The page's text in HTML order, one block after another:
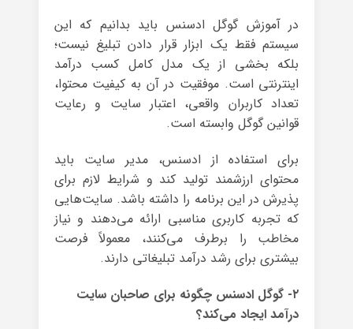
در آموزش گوگل ادسنس باید بدانیم که این
سیستم فقط یک ابزار قرار دادن تبلیغ نیست؛
بلکه بخشی از یک مدل کامل کسب درآمد
اینترنتی است. موفقیت در آن به کیفیت محتوا،
تعداد کاربران واقعی، اعتبار سایت و رعایت
قوانین گوگل وابسته است.
برای استفاده از ادسنس، مدیر سایت باید
محتوای ارزشمند تولید کند و شرایط لازم برای
پذیرش در این برنامه را داشته باشد. سایت‌هایی
که تجربه کاربری مناسبی ارائه می‌دهند و نیاز
مخاطب را برطرف می‌کنند، معمولاً فرصت
بیشتری برای رشد درآمد تبلیغاتی دارند.
۲- گوگل ادسنس چگونه برای صاحبان سایت
درآمد ایجاد می‌کند؟